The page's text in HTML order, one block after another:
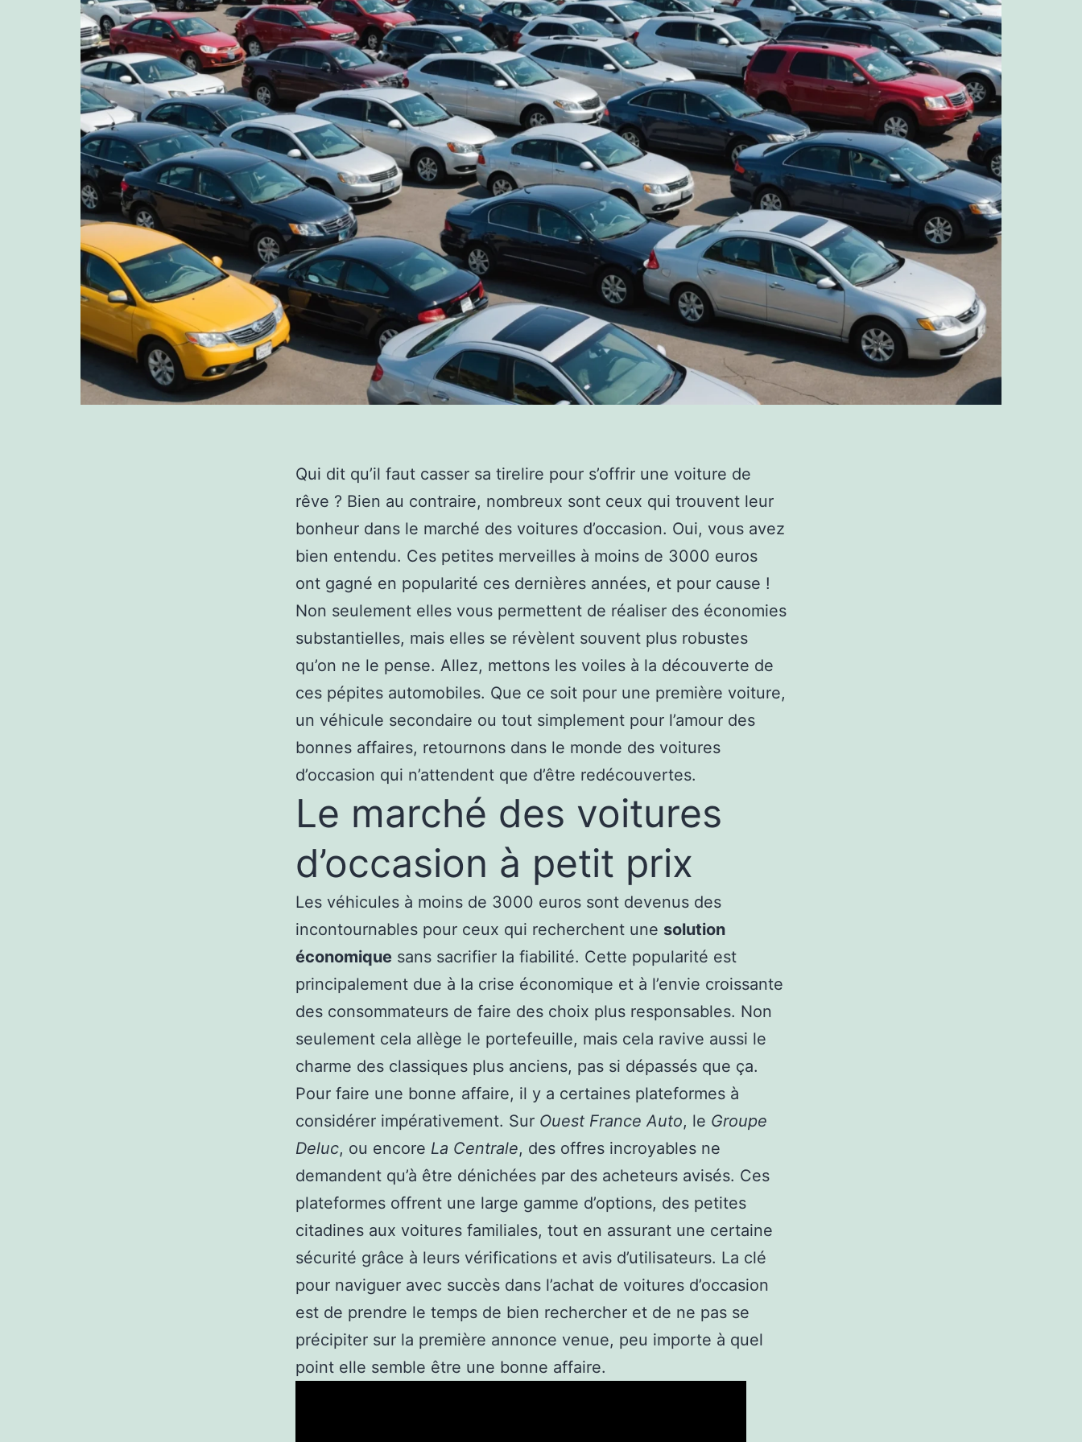
Qui dit qu’il faut casser sa tirelire pour s’offrir une voiture de
rêve ? Bien au contraire, nombreux sont ceux qui trouvent leur
bonheur dans le marché des voitures d’occasion. Oui, vous avez
bien entendu. Ces petites merveilles à moins de 3000 euros
ont gagné en popularité ces dernières années, et pour cause !
Non seulement elles vous permettent de réaliser des économies
substantielles, mais elles se révèlent souvent plus robustes
qu’on ne le pense. Allez, mettons les voiles à la découverte de
ces pépites automobiles. Que ce soit pour une première voiture,
un véhicule secondaire ou tout simplement pour l’amour des
bonnes affaires, retournons dans le monde des voitures
d’occasion qui n’attendent que d’être redécouvertes.
Le marché des voitures
d’occasion à petit prix
Les véhicules à moins de 3000 euros sont devenus des
incontournables pour ceux qui recherchent une solution
économique sans sacrifier la fiabilité. Cette popularité est
principalement due à la crise économique et à l’envie croissante
des consommateurs de faire des choix plus responsables. Non
seulement cela allège le portefeuille, mais cela ravive aussi le
charme des classiques plus anciens, pas si dépassés que ça.
Pour faire une bonne affaire, il y a certaines plateformes à
considérer impérativement. Sur Ouest France Auto, le Groupe
Deluc, ou encore La Centrale, des offres incroyables ne
demandent qu’à être dénichées par des acheteurs avisés. Ces
plateformes offrent une large gamme d’options, des petites
citadines aux voitures familiales, tout en assurant une certaine
sécurité grâce à leurs vérifications et avis d’utilisateurs. La clé
pour naviguer avec succès dans l’achat de voitures d’occasion
est de prendre le temps de bien rechercher et de ne pas se
précipiter sur la première annonce venue, peu importe à quel
point elle semble être une bonne affaire.